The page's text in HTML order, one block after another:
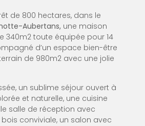
de 800 hectares, dans le
Aubertans, une maison
340m2 toute équipée pour 14
d’un espace bien-être
de 980m2 avec une jolie
un sublime séjour ouvert à
et naturelle, une cuisine
salle de réception avec
conviviale, un salon avec